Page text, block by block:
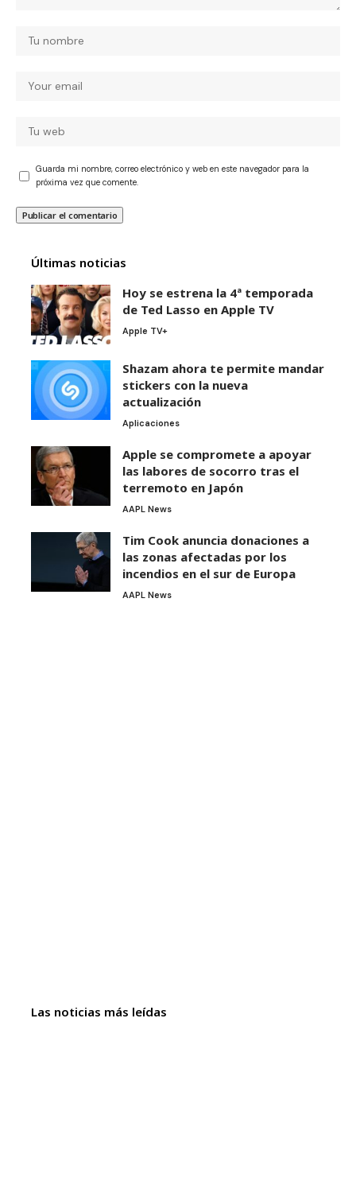
Guarda mi nombre, correo electrónico y web en este navegador para la
próxima vez que comente.
Últimas noticias
Hoy se estrena la 4ª temporada
de Ted Lasso en Apple TV
Apple TV+
Shazam ahora te permite mandar
stickers con la nueva
actualización
Aplicaciones
Apple se compromete a apoyar
las labores de socorro tras el
terremoto en Japón
AAPL News
Tim Cook anuncia donaciones a
las zonas afectadas por los
incendios en el sur de Europa
AAPL News
Las noticias más leídas